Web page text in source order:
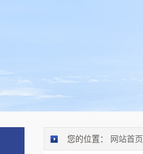
您的位置： 网站首页